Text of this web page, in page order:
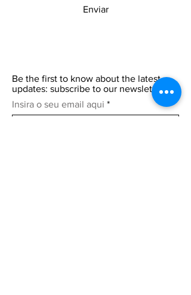
Enviar
Be the first to know about the latest
updates: subscribe to our newsletter.
Insira o seu email aqui